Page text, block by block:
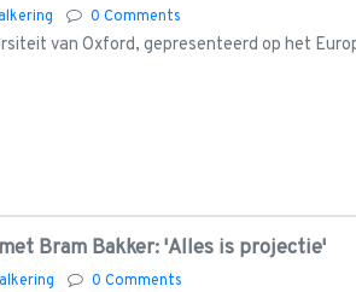
0 Comments
van Oxford, gepresenteerd op het
Bram Bakker: 'Alles is projectie'
0 Comments